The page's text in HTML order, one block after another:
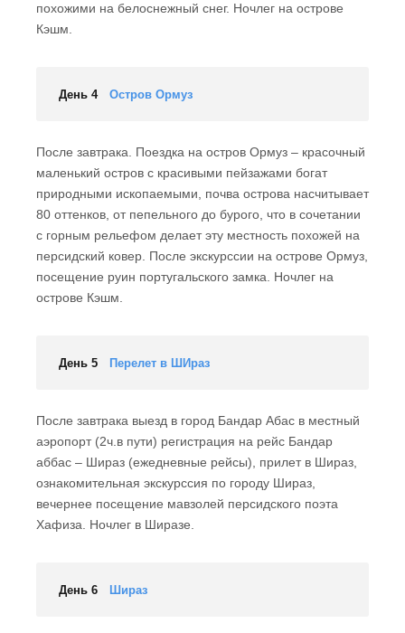
похожими на белоснежный снег. Ночлег на острове
Кэшм.
День 4 Остров Ормуз
После завтрака. Поездка на остров Ормуз – красочный
маленький остров с красивыми пейзажами богат
природными ископаемыми, почва острова насчитывает
80 оттенков, от пепельного до бурого, что в сочетании
с горным рельефом делает эту местность похожей на
персидский ковер. После экскурссии на острове Ормуз,
посещение руин португальского замка. Ночлег на
острове Кэшм.
День 5 Перелет в ШИраз
После завтрака выезд в город Бандар Абас в местный
аэропорт (2ч.в пути) регистрация на рейс Бандар
аббас – Шираз (ежедневные рейсы), прилет в Шираз,
ознакомительная экскурссия по городу Шираз,
вечернее посещение мавзолей персидского поэта
Хафиза. Ночлег в Ширазе.
День 6 Шираз